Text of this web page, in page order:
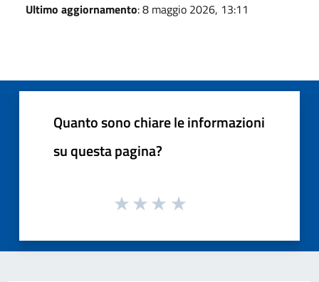
Ultimo aggiornamento: 8 maggio 2026, 13:11
Quanto sono chiare le informazioni
su questa pagina?